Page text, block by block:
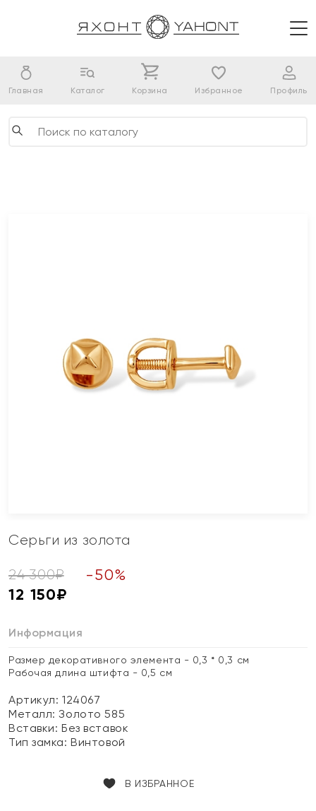
Главная Каталог Корзина Избранное Профиль
Серьги из золота
24 300₽ -50%
12 150₽
Информация
Размер декоративного элемента - 0,3 * 0,3 см
Рабочая длина штифта - 0,5 см
Артикул: 124067
Металл:Золото 585
Вставки:Без вставок
Тип замка:Винтовой
В ИЗБРАННОЕ